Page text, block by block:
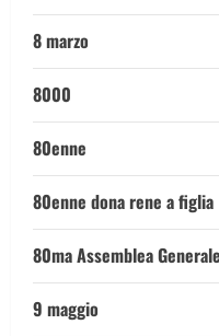
8 marzo
8000
80enne
80enne dona rene a figlia
80ma Assemblea
9 maggio